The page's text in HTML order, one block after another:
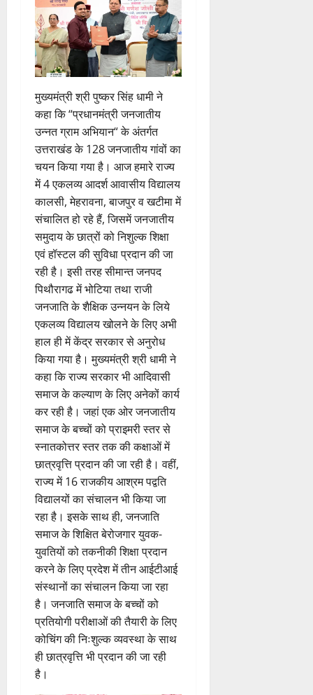
मुख्यमंत्री श्री पुष्कर सिंह धामी ने
कहा कि “प्रधानमंत्री जनजातीय
उन्नत ग्राम अभियान“ के अंतर्गत
उत्तराखंड के 128 जनजातीय गांवों का
चयन किया गया है। आज हमारे राज्य
में 4 एकलव्य आदर्श आवासीय विद्यालय
कालसी, मेहरावना, बाजपुर व खटीमा में
संचालित हो रहे हैं, जिसमें जनजातीय
समुदाय के छात्रों को निशुल्क शिक्षा
एवं हॉस्टल की सुविधा प्रदान की जा
रही है। इसी तरह सीमान्त जनपद
पिथौरागढ में भोटिया तथा राजी
जनजाति के शैक्षिक उन्नयन के लिये
एकलव्य विद्यालय खोलने के लिए अभी
हाल ही में केंद्र सरकार से अनुरोध
किया गया है। मुख्यमंत्री श्री धामी ने
कहा कि राज्य सरकार भी आदिवासी
समाज के कल्याण के लिए अनेकों कार्य
कर रही है। जहां एक ओर जनजातीय
समाज के बच्चों को प्राइमरी स्तर से
स्नातकोत्तर स्तर तक की कक्षाओं में
छात्रवृत्ति प्रदान की जा रही है। वहीं,
राज्य में 16 राजकीय आश्रम पद्वति
विद्यालयों का संचालन भी किया जा
रहा है। इसके साथ ही, जनजाति
समाज के शिक्षित बेरोजगार युवक-
युवतियों को तकनीकी शिक्षा प्रदान
करने के लिए प्रदेश में तीन आईटीआई
संस्थानों का संचालन किया जा रहा
है। जनजाति समाज के बच्चों को
प्रतियोगी परीक्षाओं की तैयारी के लिए
कोचिंग की निःशुल्क व्यवस्था के साथ
ही छात्रवृत्ति भी प्रदान की जा रही
है।